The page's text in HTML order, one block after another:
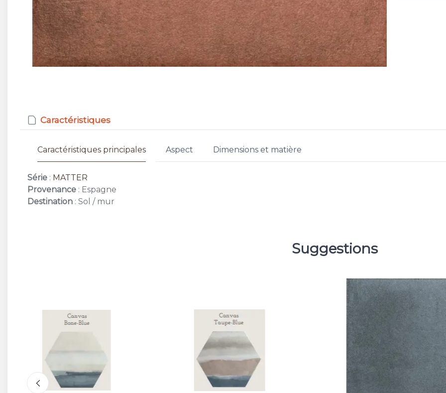
Caractéristiques
Caractéristiques principales Aspect Dimensions et matière
Série : MATTER
Provenance : Espagne
Destination : Sol / mur
Suggestions